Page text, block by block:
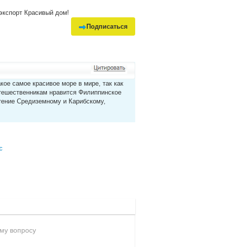
Красивый дом!
Подписаться
самое красивое море в мире, так как
нравится Филиппинское
Средиземному и Карибскому,